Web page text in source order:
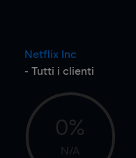
Netflix Inc
- Tutti i clienti
0%
N/A